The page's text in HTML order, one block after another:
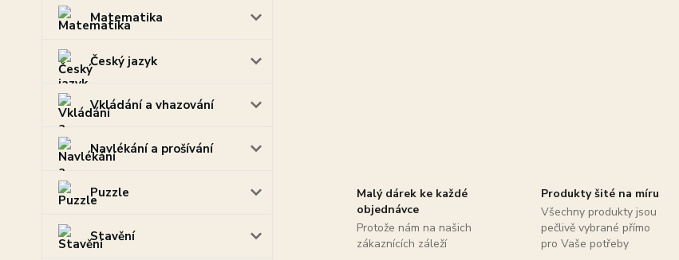
Matematika
Český jazyk
Vkládání a vhazování
Navlékání a prošívání
Puzzle
Stavění
Malý dárek ke každé
objednávce
Protože nám na našich
zákaznících záleží
Produkty šité na míru
Všechny produkty jsou
pečlivě vybrané přímo
pro Vaše potřeby